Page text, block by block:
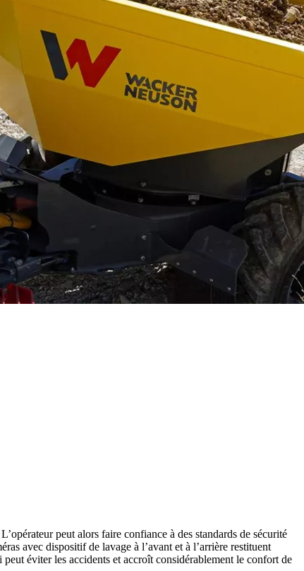
peut alors faire confiance à des standards de sécurité
avec dispositif de lavage à l’avant et à l’arrière restituent
éviter les accidents et accroît considérablement le confort de